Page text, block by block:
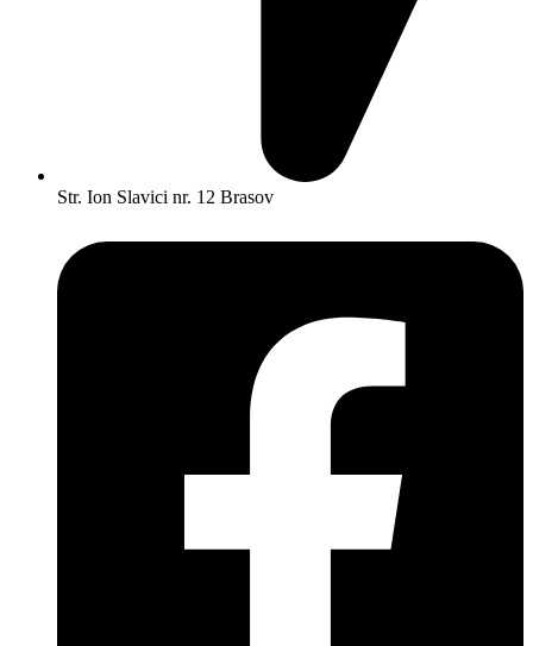
Str. Ion Slavici nr. 12 Brasov